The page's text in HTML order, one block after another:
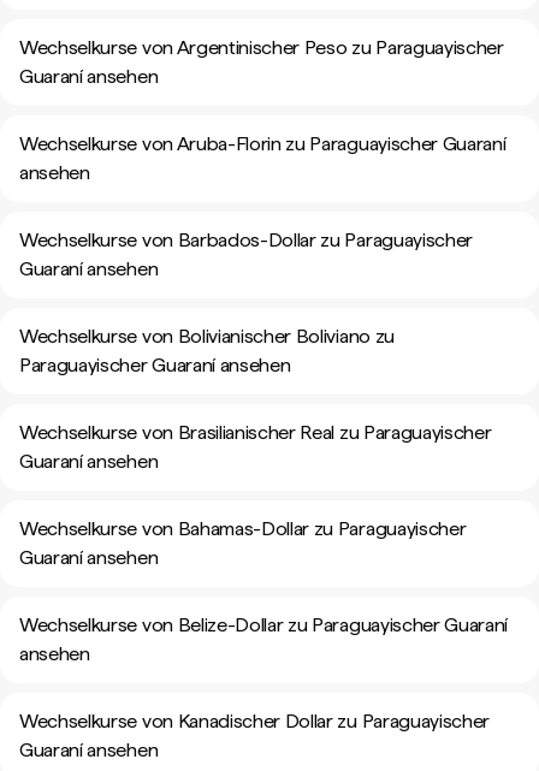
Wechselkurse von Argentinischer Peso zu Paraguayischer
Guaraní ansehen
Wechselkurse von Aruba-Florin zu Paraguayischer Guaraní
ansehen
Wechselkurse von Barbados-Dollar zu Paraguayischer
Guaraní ansehen
Wechselkurse von Bolivianischer Boliviano zu
Paraguayischer Guaraní ansehen
Wechselkurse von Brasilianischer Real zu Paraguayischer
Guaraní ansehen
Wechselkurse von Bahamas-Dollar zu Paraguayischer
Guaraní ansehen
Wechselkurse von Belize-Dollar zu Paraguayischer Guaraní
ansehen
Wechselkurse von Kanadischer Dollar zu Paraguayischer
Guaraní ansehen